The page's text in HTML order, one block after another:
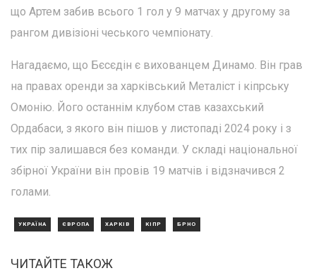
що Артем забив всього 1 гол у 9 матчах у другому за
рангом дивізіоні чеського чемпіонату.
Нагадаємо, що Бєсєдін є вихованцем Динамо. Він грав
на правах оренди за харківський Металіст і кіпрську
Омонію. Його останнім клубом став казахський
Ордабаси, з якого він пішов у листопаді 2024 року і з
тих пір залишався без команди. У складі національної
збірної України він провів 19 матчів і відзначився 2
голами.
УКРАЇНА ЄВРОПА ХАРКІВ КІПР БРНО
ЧИТАЙТЕ ТАКОЖ